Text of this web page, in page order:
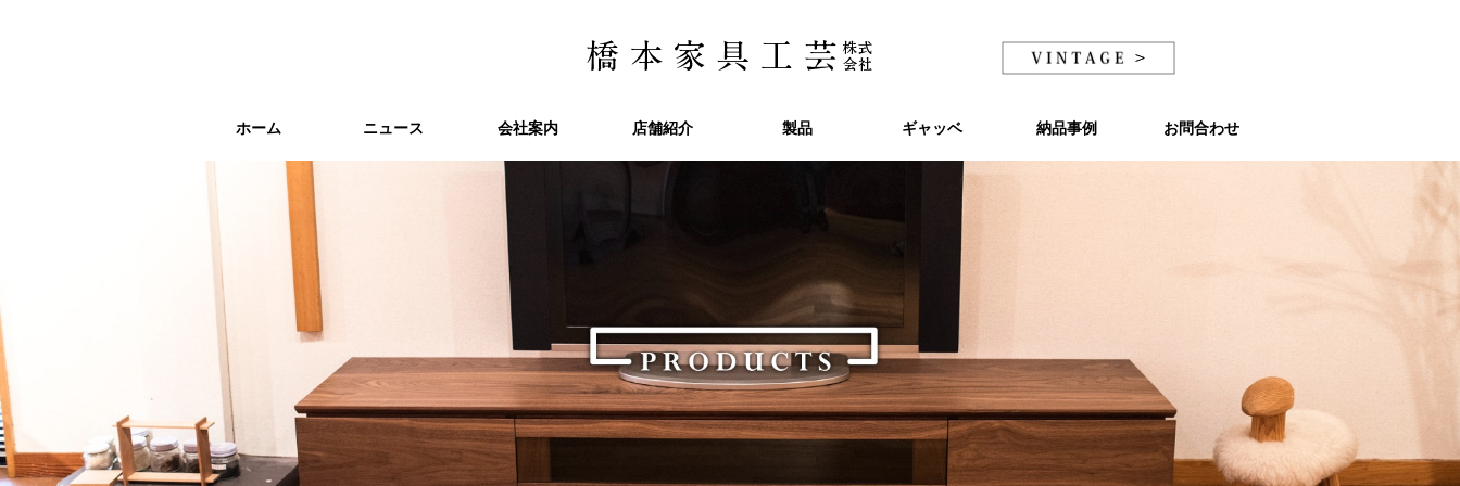
ホーム ニュース 会社案内 店舗紹介 製品 ギャッベ 納品事例 お問合わせ
ホーム ニュース 会社案内 店舗紹介 製品 ギャッベ 納品事例 お問合わせ